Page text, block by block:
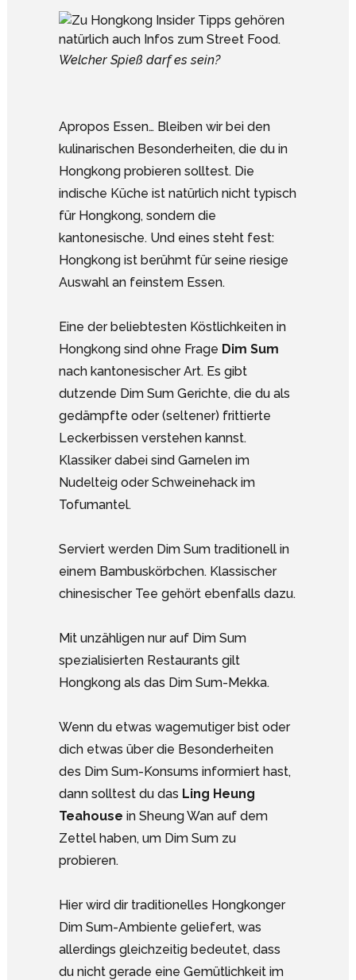
Welcher Spieß darf es sein?
Apropos Essen… Bleiben wir bei den
kulinarischen Besonderheiten, die du in
Hongkong probieren solltest. Die
indische Küche ist natürlich nicht typisch
für Hongkong, sondern die
kantonesische. Und eines steht fest:
Hongkong ist berühmt für seine riesige
Auswahl an feinstem Essen.
Eine der beliebtesten Köstlichkeiten in
Hongkong sind ohne Frage Dim Sum
nach kantonesischer Art. Es gibt
dutzende Dim Sum Gerichte, die du als
gedämpfte oder (seltener) frittierte
Leckerbissen verstehen kannst.
Klassiker dabei sind Garnelen im
Nudelteig oder Schweinehack im
Tofumantel.
Serviert werden Dim Sum traditionell in
einem Bambuskörbchen. Klassischer
chinesischer Tee gehört ebenfalls dazu.
Mit unzähligen nur auf Dim Sum
spezialisierten Restaurants gilt
Hongkong als das Dim Sum-Mekka.
Wenn du etwas wagemutiger bist oder
dich etwas über die Besonderheiten
des Dim Sum-Konsums informiert hast,
dann solltest du das Ling Heung
Teahouse in Sheung Wan auf dem
Zettel haben, um Dim Sum zu
probieren.
Hier wird dir traditionelles Hongkonger
Dim Sum-Ambiente geliefert, was
allerdings gleichzeitig bedeutet, dass
du nicht gerade eine Gemütlichkeit im